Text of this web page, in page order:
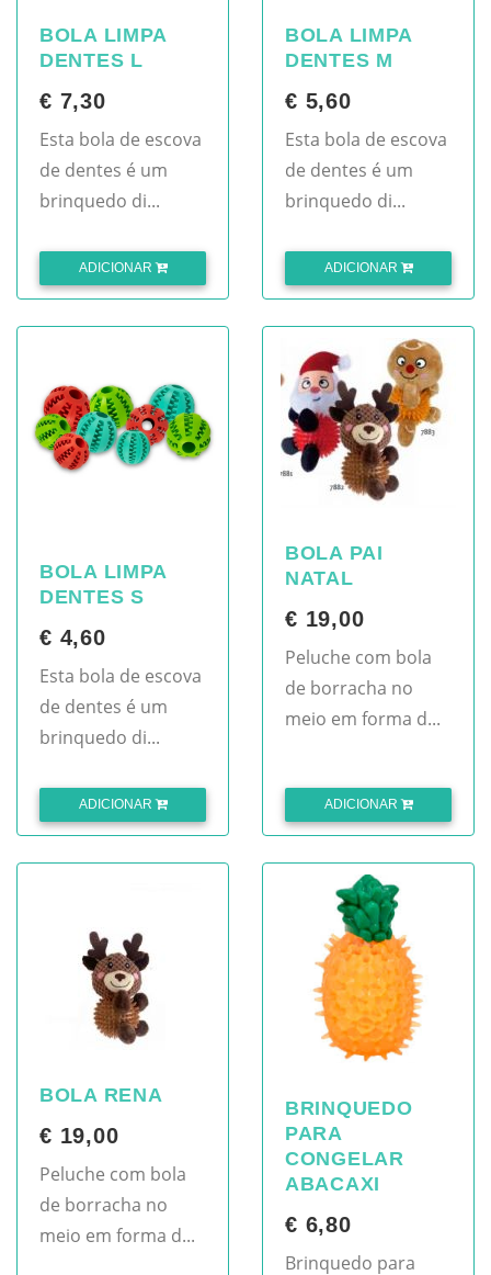
BOLA LIMPA
DENTES L
€ 7,30
Esta bola de escova
de dentes é um
brinquedo di...
ADICIONAR
BOLA LIMPA
DENTES M
€ 5,60
Esta bola de escova
de dentes é um
brinquedo di...
ADICIONAR
BOLA LIMPA
DENTES S
€ 4,60
Esta bola de escova
de dentes é um
brinquedo di...
ADICIONAR
BOLA PAI
NATAL
€ 19,00
Peluche com bola
de borracha no
meio em forma d...
ADICIONAR
BOLA RENA
€ 19,00
Peluche com bola
de borracha no
meio em forma d...
BRINQUEDO
PARA
CONGELAR
ABACAXI
€ 6,80
Brinquedo para